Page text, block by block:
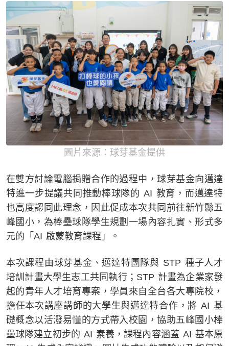
圖片來源：球芽基金提供
在雙方討論電腦捐贈合作的過程中，球芽基金向邁達
特進一步提議共同推動棒球隊的 AI 教育，而邁達特
也高度認同此理念，因此促成本次共同前往新竹縣五
峰國小，為棒壘球隊學生規劃一場內容扎實、形式多
元的「AI 啟蒙教育課程」。
本次課程由球芽基金、邁達特團隊與 STP 種子人才
培訓計畫大學生志工共同執行；STP 計畫為企業家發
起的青年人才培育專案，學員來自全台各大專院校，
擔任本次講座講師的大學生與邁達特合作，將 AI 基
礎概念以活潑易懂的方式帶入校園，協助五峰國小棒
壘球隊建立初步的 AI 素養，課程內容涵蓋 AI 基本原